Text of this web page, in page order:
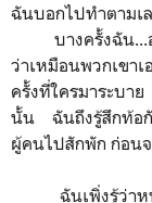
ฉันบอกไปทำตามเ
บางครั้งฉัน...อย
ว่าเหมือนพวกเขา
ครั้งที่ใครมาระบา
นั้น ฉันถึงรู้สึกท้อกั
ผู้คนไปสักพัก ก่อน
ฉันเพิ่งรู้ว่าห